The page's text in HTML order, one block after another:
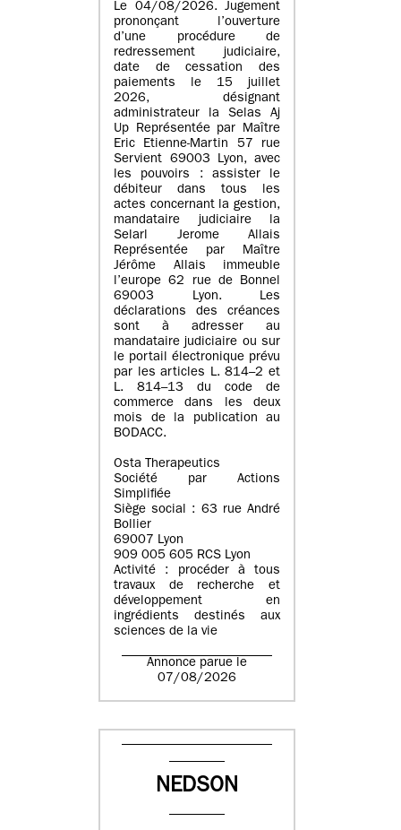
Le 04/08/2026. Jugement
prononçant l’ouverture
d’une procédure de
redressement judiciaire,
date de cessation des
paiements le 15 juillet
2026, désignant
administrateur la Selas Aj
Up Représentée par Maître
Eric Etienne-Martin 57 rue
Servient 69003 Lyon, avec
les pouvoirs : assister le
débiteur dans tous les
actes concernant la gestion,
mandataire judiciaire la
Selarl Jerome Allais
Représentée par Maître
Jérôme Allais immeuble
l’europe 62 rue de Bonnel
69003 Lyon. Les
déclarations des créances
sont à adresser au
mandataire judiciaire ou sur
le portail électronique prévu
par les articles L. 814–2 et
L. 814–13 du code de
commerce dans les deux
mois de la publication au
BODACC.
Osta Therapeutics
Société par Actions
Simplifiée
Siège social : 63 rue André
Bollier
69007 Lyon
909 005 605 RCS Lyon
Activité : procéder à tous
travaux de recherche et
développement en
ingrédients destinés aux
sciences de la vie
Annonce parue le
07/08/2026
NEDSON